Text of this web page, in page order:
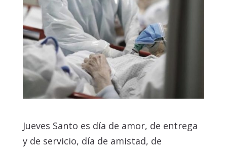
Jueves Santo es día de amor, de entrega
y de servicio, día de amistad, de